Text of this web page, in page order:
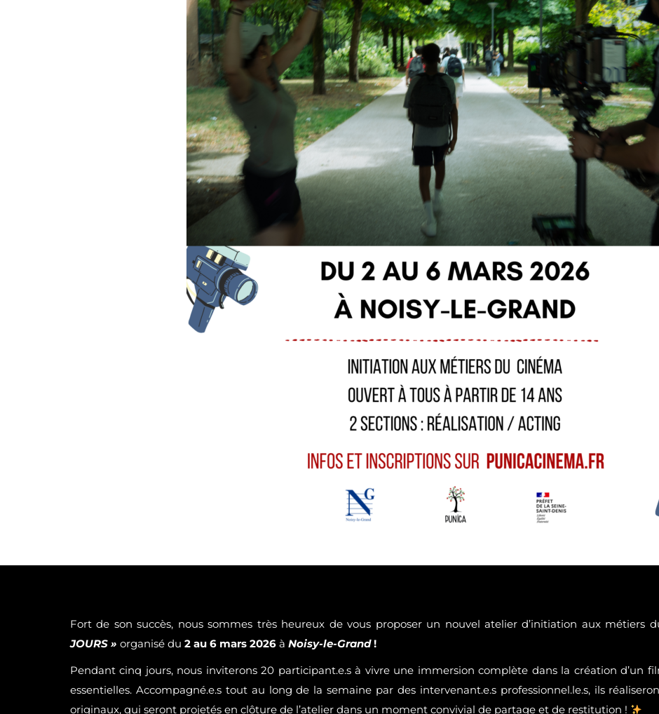
Fort de son succès, nous sommes très heureux de vous proposer un nouvel atelier d’initiation aux métiers
JOURS » organisé du 2 au 6 mars 2026 à Noisy-le-Grand!
Pendant cinq jours, nous inviterons 20 participant.e.s à vivre une immersion complète dans la création d’un
essentielles. Accompagné.e.s tout au long de la semaine par des intervenant.e.s professionnel.le.s, ils
originaux, qui seront projetés en clôture de l’atelier dans un moment convivial de partage et de restitution !